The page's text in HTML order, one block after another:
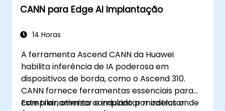
CANN para Edge AI Implantação
14 Horas
A ferramenta Ascend CANN da Huawei
habilita inferência de IA poderosa em
dispositivos de borda, como o Ascend 310.
CANN fornece ferramentas essenciais para
compilar, otimizar e implantar modelos onde
Este treinamento conduzido por instrutor